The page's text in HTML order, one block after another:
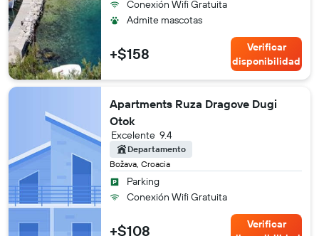
Conexión Wifi Gratuita
Admite mascotas
+$158
Verificar
disponibilidad
Apartments Ruza Dragove Dugi
Otok
Božava, Croacia
9.4
Excelente
Departamento
Parking
Conexión Wifi Gratuita
+$108
Verificar